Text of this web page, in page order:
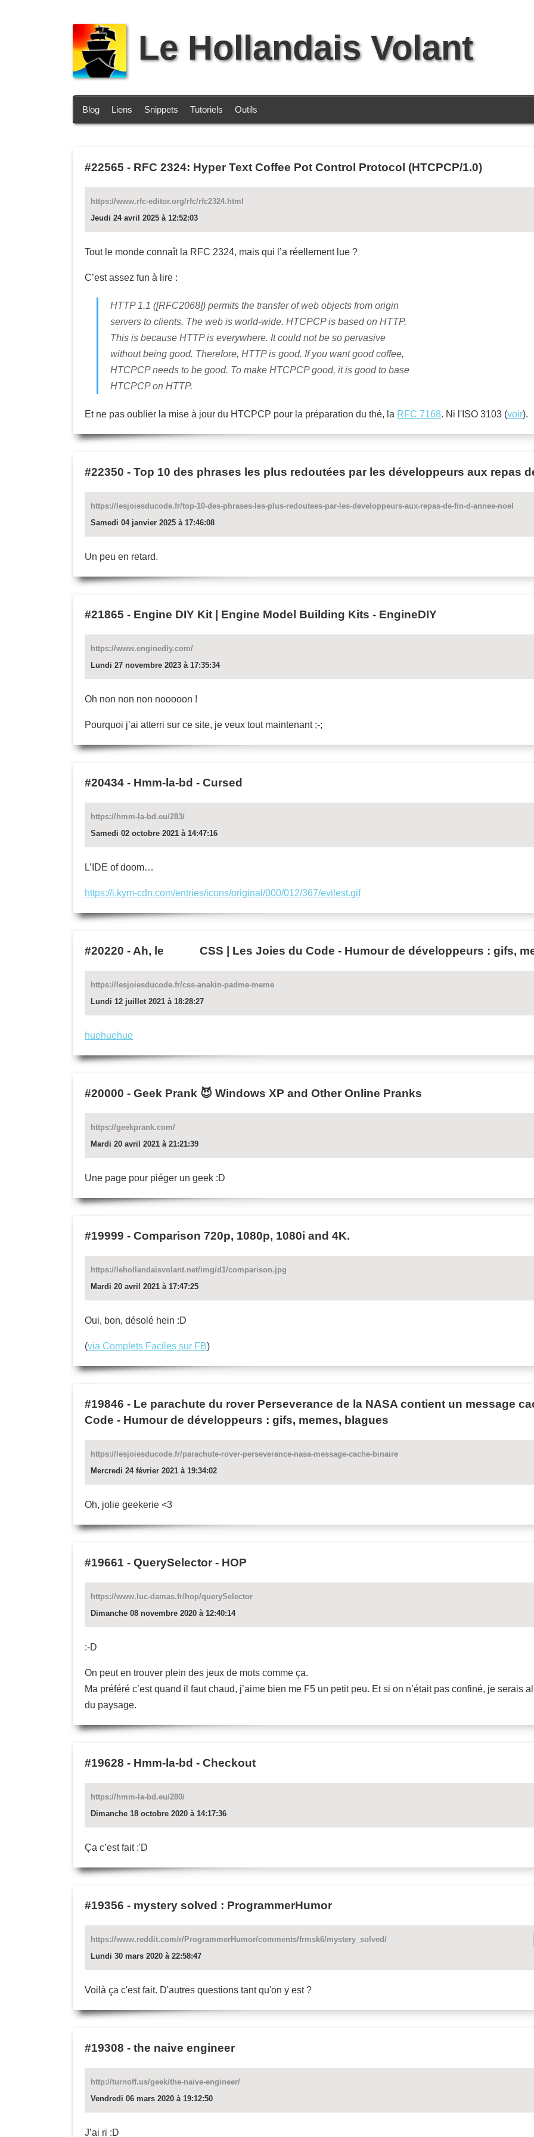
Le Hollandais Volant
Blog Liens Snippets Tutoriels Outils
#22565 - RFC 2324: Hyper Text Coffee Pot Control Protocol (HTCPCP/1.0)
https://www.rfc-editor.org/rfc/rfc2324.html
Jeudi 24 avril 2025 à 12:52:03
Tout le monde connaît la RFC 2324, mais qui l’a réellement lue ?
C’est assez fun à lire :
HTTP 1.1 ([RFC2068]) permits the transfer of web objects from origin
servers to clients. The web is world-wide. HTCPCP is based on HTTP.
This is because HTTP is everywhere. It could not be so pervasive
without being good. Therefore, HTTP is good. If you want good coffee,
HTCPCP needs to be good. To make HTCPCP good, it is good to base
HTCPCP on HTTP.
Et ne pas oublier la mise à jour du HTCPCP pour la préparation du thé, la RFC 7168. Ni l'ISO 3103 (voir).
#22350 - Top 10 des phrases les plus redoutées par les développeurs aux repas
https://lesjoiesducode.fr/top-10-des-phrases-les-plus-redoutees-par-les-developpeurs-aux-repas-de-fin-d-annee-noel
Samedi 04 janvier 2025 à 17:46:08
Un peu en retard.
#21865 - Engine DIY Kit | Engine Model Building Kits - EngineDIY
https://www.enginediy.com/
Lundi 27 novembre 2023 à 17:35:34
Oh non non non nooooon !
Pourquoi j’ai atterri sur ce site, je veux tout maintenant ;-;
#20434 - Hmm-la-bd - Cursed
https://hmm-la-bd.eu/283/
Samedi 02 octobre 2021 à 14:47:16
L’IDE of doom…
https://i.kym-cdn.com/entries/icons/original/000/012/367/evilest.gif
#20220 - Ah, le CSS | Les Joies du Code - Humour de développeurs : gifs,
https://lesjoiesducode.fr/css-anakin-padme-meme
Lundi 12 juillet 2021 à 18:28:27
huehuehue
#20000 - Geek Prank 😈 Windows XP and Other Online Pranks
https://geekprank.com/
Mardi 20 avril 2021 à 21:21:39
Une page pour piéger un geek :D
#19999 - Comparison 720p, 1080p, 1080i and 4K.
https://lehollandaisvolant.net/img/d1/comparison.jpg
Mardi 20 avril 2021 à 17:47:25
Oui, bon, désolé hein :D
(via Complets Faciles sur FB)
#19846 - Le parachute du rover Perseverance de la NASA contient un message
Code - Humour de développeurs : gifs, memes, blagues
https://lesjoiesducode.fr/parachute-rover-perseverance-nasa-message-cache-binaire
Mercredi 24 février 2021 à 19:34:02
Oh, jolie geekerie <3
#19661 - QuerySelector - HOP
https://www.luc-damas.fr/hop/querySelector
Dimanche 08 novembre 2020 à 12:40:14
:-D
On peut en trouver plein des jeux de mots comme ça.
Ma préféré c’est quand il faut chaud, j’aime bien me F5 un petit peu. Et si on n’était pas confiné, je serais
du paysage.
#19628 - Hmm-la-bd - Checkout
https://hmm-la-bd.eu/280/
Dimanche 18 octobre 2020 à 14:17:36
Ça c’est fait :'D
#19356 - mystery solved : ProgrammerHumor
https://www.reddit.com/r/ProgrammerHumor/comments/frmsk6/mystery_solved/
Lundi 30 mars 2020 à 22:58:47
Voilà ça c'est fait. D'autres questions tant qu'on y est ?
#19308 - the naive engineer
http://turnoff.us/geek/the-naive-engineer/
Vendredi 06 mars 2020 à 19:12:50
J’ai ri :D